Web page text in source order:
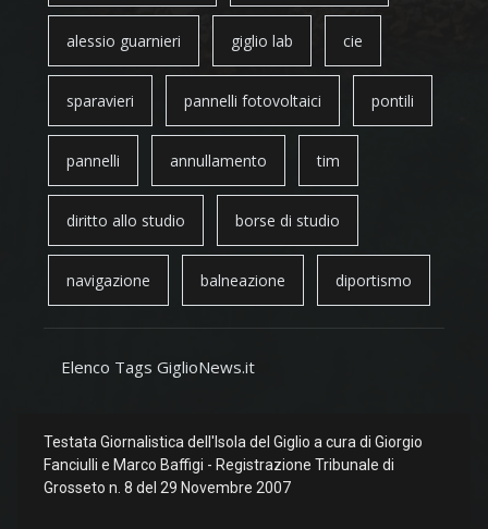
alessio guarnieri giglio lab cie
sparavieri pannelli fotovoltaici pontili
pannelli annullamento tim
diritto allo studio borse di studio
navigazione balneazione diportismo
Elenco Tags GiglioNews.it
Testata Giornalistica dell'Isola del Giglio a cura di Giorgio
Fanciulli e Marco Baffigi - Registrazione Tribunale di
Grosseto n. 8 del 29 Novembre 2007